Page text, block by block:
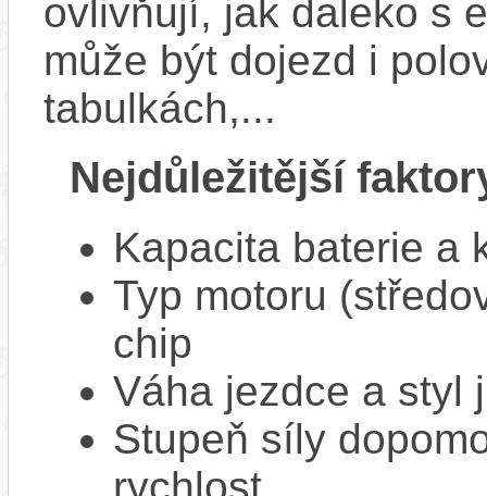
ovlivňují, jak daleko s
může být dojezd i
tabulkách,...
Nejdůležitější
Kapacita baterie a
Typ motoru
chip
Váha jezdce a styl
Stupeň síly